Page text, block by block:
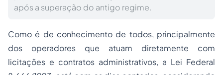
após a superação do antigo regime.
Como é de conhecimento de todos, principalmente
dos operadores que atuam diretamente com
licitações e contratos administrativos, a Lei Federal